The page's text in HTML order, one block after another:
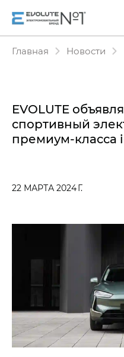
Главная Новости
EVOLUTE
спортивный
премиум-класса
22 МАРТА 2024 Г.